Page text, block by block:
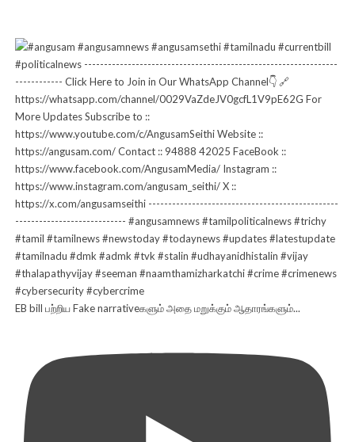
EB bill பற்றிய Fake narrativeகளும் அதை மறுக்கும் ஆதாரங்களும்...